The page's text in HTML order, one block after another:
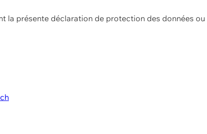
la présente déclaration de protection des données